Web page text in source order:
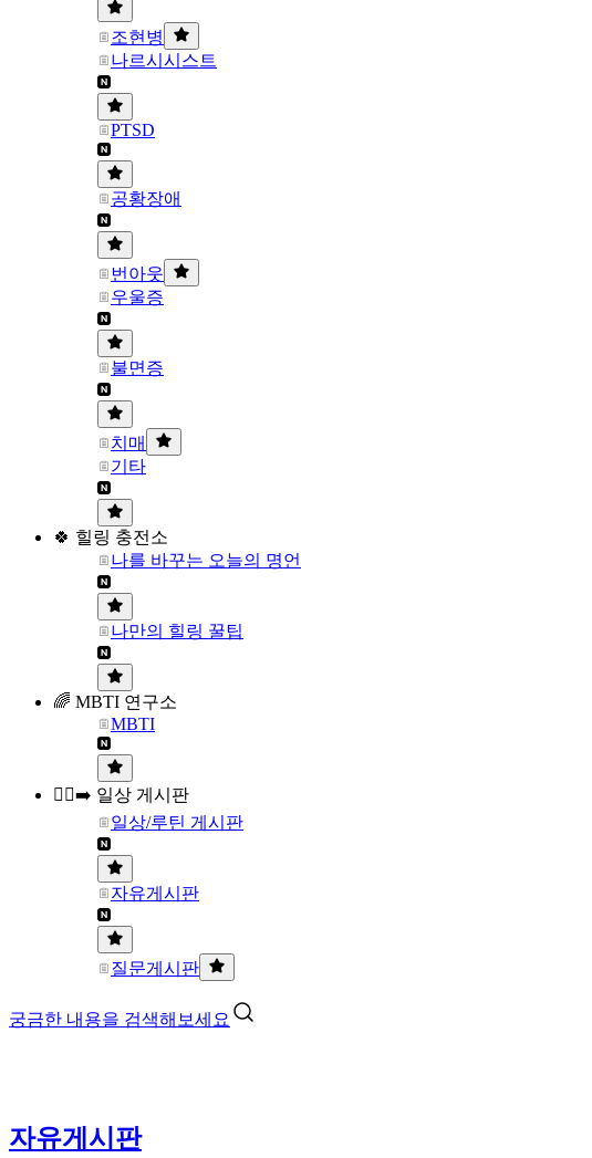
조현병
나르시시스트
PTSD
공황장애
번아웃
우울증
불면증
치매
기타
🍀 힐링 충전소
나를 바꾸는 오늘의 명언
나만의 힐링 꿀팁
🌈 MBTI 연구소
MBTI
🏃‍♀️‍➡️ 일상 게시판
일상/루틴 게시판
자유게시판
질문게시판
궁금한 내용을 검색해보세요
자유게시판